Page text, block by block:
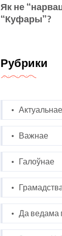
Як не
“Куфары”?
Рубрики
Актуальнае
Важнае
Галоўнае
Да ведама